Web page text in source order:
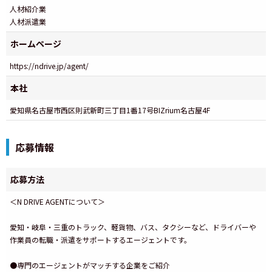
人材紹介業
人材派遣業
ホームページ
https://ndrive.jp/agent/
本社
愛知県名古屋市西区則武新町三丁目1番17号BIZrium名古屋4F
応募情報
応募方法
＜N DRIVE AGENTについて＞
愛知・岐阜・三重のトラック、軽貨物、バス、タクシーなど、ドライバーや
作業員の転職・派遣をサポートするエージェントです。
●専門のエージェントがマッチする企業をご紹介